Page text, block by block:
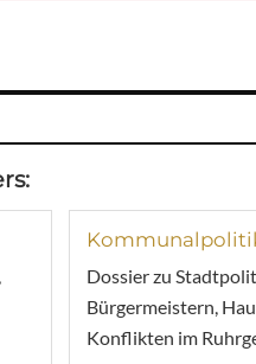
Dossier zu
Bürgermeistern,
Konflikten im